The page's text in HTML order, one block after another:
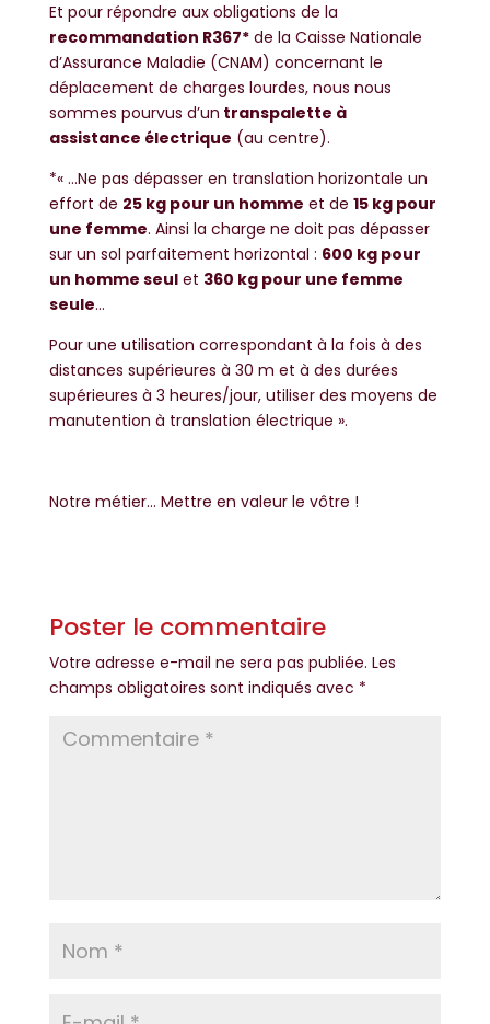
Et pour répondre aux obligations de la
recommandation R367*de la Caisse Nationale
d’Assurance Maladie (CNAM) concernant le
déplacement de charges lourdes, nous nous
sommes pourvus d’un transpalette à
assistance électrique (au centre).
*« …Ne pas dépasser en translation horizontale un
effort de 25 kg pour un homme et de 15 kg pour
une femme. Ainsi la charge ne doit pas dépasser
sur un sol parfaitement horizontal : 600 kg pour
un homme seulet 360 kg pour une femme
seule…
Pour une utilisation correspondant à la fois à des
distances supérieures à 30 m et à des durées
supérieures à 3 heures/jour, utiliser des moyens de
manutention à translation électrique ».
Notre métier… Mettre en valeur le vôtre !
Poster le commentaire
Votre adresse e-mail ne sera pas publiée. Les
champs obligatoires sont indiqués avec *